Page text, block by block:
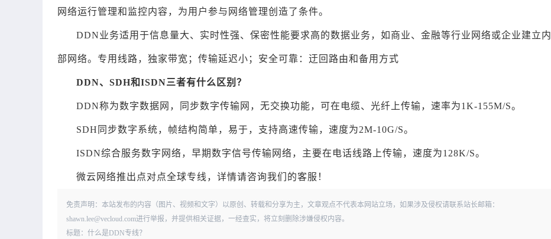
网络运行管理和监控内容，为用户参与网络管理创造了条件。
DDN业务适用于信息量大、实时性强、保密性能要求高的数据业务，如商业、金融等行业网络或企业建立内
部网络。专用线路，独家带宽；传输延迟小；安全可靠：迂回路由和备用方式
DDN、SDH和ISDN三者有什么区别？
DDN称为数字数据网，同步数字传输网，无交换功能，可在电缆、光纤上传输，速率为1K-155M/S。
SDH同步数字系统，帧结构简单，易于，支持高速传输，速度为2M-10G/S。
ISDN综合服务数字网络，早期数字信号传输网络，主要在电话线路上传输，速度为128K/S。
微云网络推出点对点全球专线，详情请咨询我们的客服！
免责声明：本站发布的内容（图片、视频和文字）以原创、转载和分享为主，文章观点不代表本网站立场，如果涉及侵权请联系站长邮箱：
shawn.lee@vecloud.com进行举报，并提供相关证据，一经查实，将立刻删除涉嫌侵权内容。
标题：什么是DDN专线？